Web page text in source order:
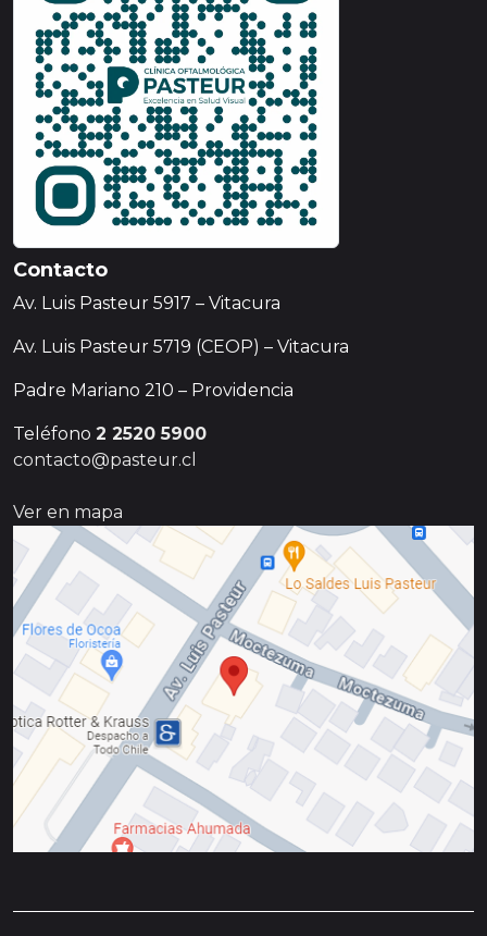
Contacto
Av. Luis Pasteur 5917 – Vitacura
Av. Luis Pasteur 5719 (CEOP) – Vitacura
Padre Mariano 210 – Providencia
Teléfono 2 2520 5900
contacto@pasteur.cl
Ver en mapa